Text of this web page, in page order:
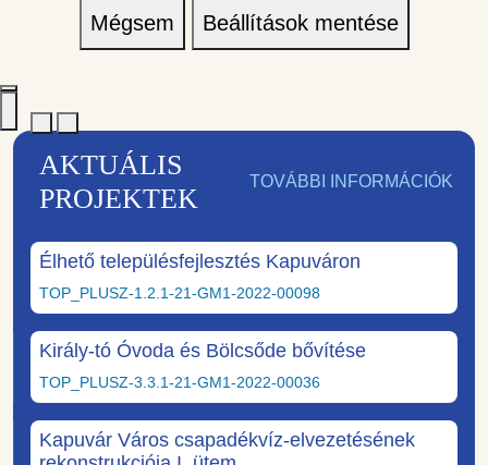
Mégsem Beállítások mentése
AKTUÁLIS
PROJEKTEK
TOVÁBBI INFORMÁCIÓK
Élhető településfejlesztés Kapuváron
TOP_PLUSZ-1.2.1-21-GM1-2022-00098
Király-tó Óvoda és Bölcsőde bővítése
TOP_PLUSZ-3.3.1-21-GM1-2022-00036
Kapuvár Város csapadékvíz-elvezetésének